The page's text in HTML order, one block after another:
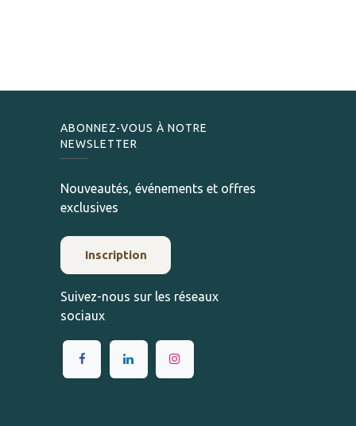
ABONNEZ-VOUS À NOTRE
NEWSLETTER
Nouveautés, événements et offres
exclusives
Inscription
Suivez-nous sur les réseaux
sociaux